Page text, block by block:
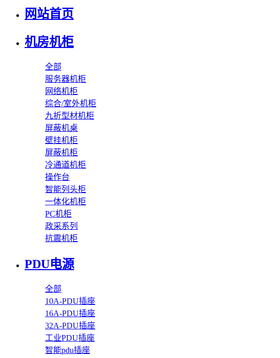
网站首页
机房机柜
全部
服务器机柜
网络机柜
综合/室外机柜
九折型材机柜
屏蔽机桌
壁挂机柜
屏蔽机柜
冷通道机柜
操作台
智能列头柜
一体化机柜
PC机柜
政采系列
抗震机柜
PDU电源
全部
10A-PDU插座
16A-PDU插座
32A-PDU插座
工业PDU插座
智能pdu插座